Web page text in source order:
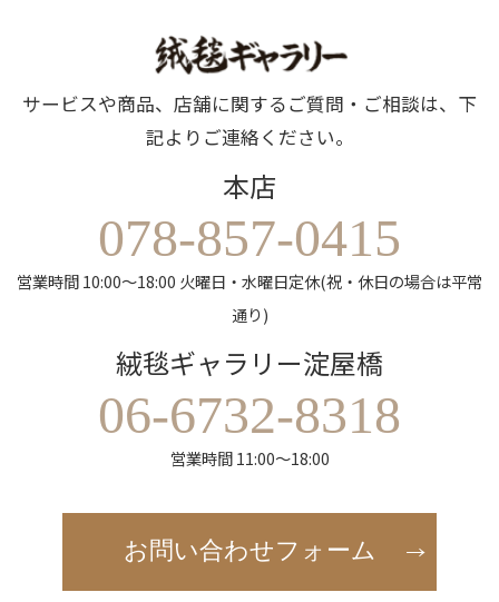
サービスや商品、店舗に関するご質問・ご相談は、下
記よりご連絡ください。
本店
078-857-0415
営業時間 10:00～18:00 火曜日・水曜日定休(祝・休日の場合は平常
通り)
絨毯ギャラリー淀屋橋
06-6732-8318
営業時間 11:00～18:00
お問い合わせフォーム